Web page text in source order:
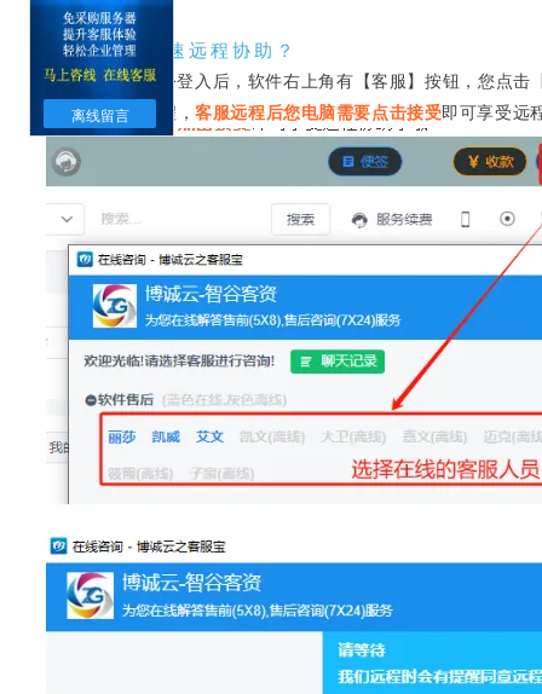
离线留言
第二：如何快速远程协助？
因在博诚云办公登入后，软件右上角有【客服】按钮，您点击
我们客服为您远程 ，客服远程后您电脑需要点击接受即可享受远